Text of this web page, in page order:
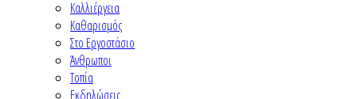
Καλλιέργεια
Καθαρισμός
Στο Εργοστάσιο
Άνθρωποι
Τοπία
Εκδηλώσεις